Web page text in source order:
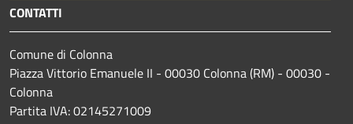
CONTATTI
Comune di Colonna
Piazza Vittorio Emanuele II - 00030 Colonna (RM) - 00030 -
Colonna
Partita IVA: 02145271009